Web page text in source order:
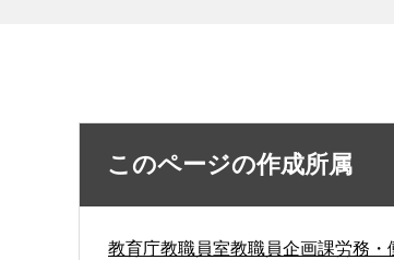
このページの作成所属
教育庁教職員室教職員企画課労務